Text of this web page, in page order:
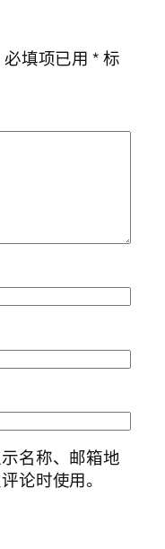
必填项已用*标
名称、邮箱地
论时使用。